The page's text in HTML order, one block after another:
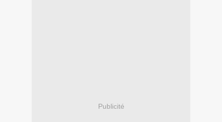
Publicité